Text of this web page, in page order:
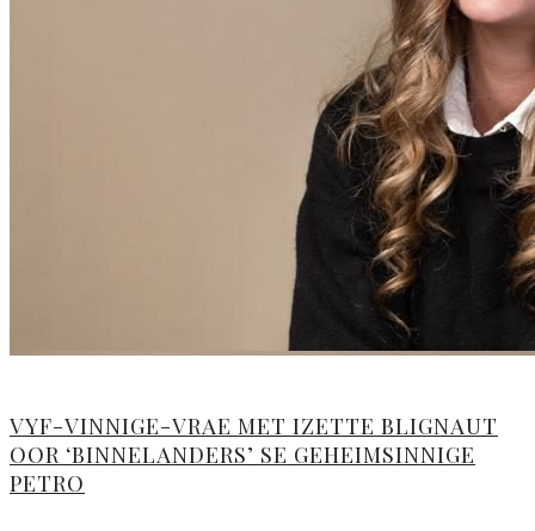
VYF-VINNIGE-VRAE MET IZETTE BLIGNAUT
OOR ‘BINNELANDERS’ SE GEHEIMSINNIGE
PETRO